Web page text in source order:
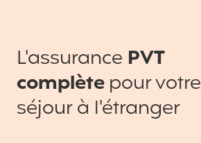
L'assurance PVT
complètepour votre
séjour à l'étranger